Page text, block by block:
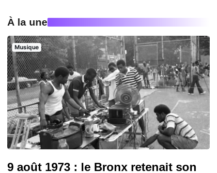
À la une
Musique
9 août 1973 : le Bronx retenait son